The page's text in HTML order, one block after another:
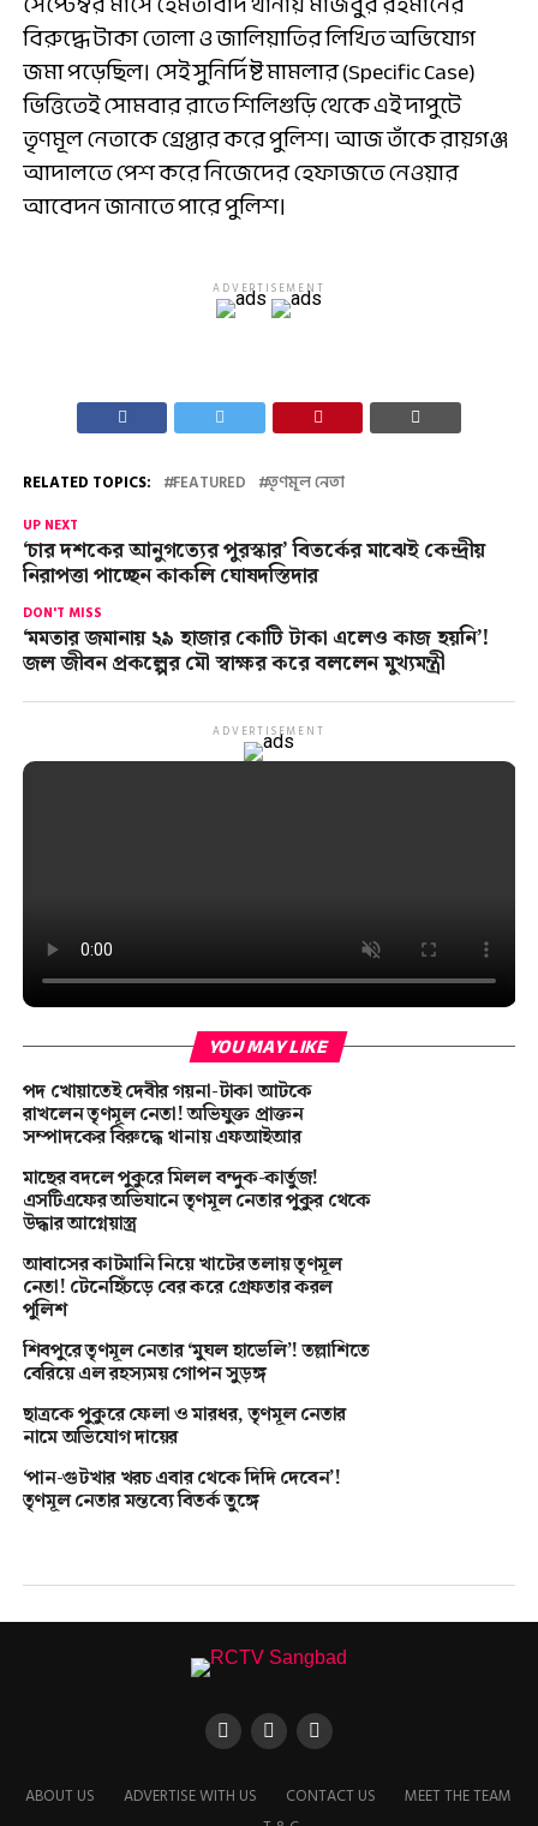
বিরুদ্ধে টাকা তোলা ও জালিয়াতির লিখিত অভিযোগ
জমা পড়েছিল। সেই সুনির্দিষ্ট মামলার (Specific Case)
ভিত্তিতেই সোমবার রাতে শিলিগুড়ি থেকে এই দাপুটে
তৃণমূল নেতাকে গ্রেপ্তার করে পুলিশ। আজ তাঁকে রায়গঞ্জ
আদালতে পেশ করে নিজেদের হেফাজতে নেওয়ার
আবেদন জানাতে পারে পুলিশ।
ADVERTISEMENT
RELATED TOPICS: FEATURED তৃণমূল নেতা
UP NEXT
‘চার দশকের আনুগত্যের পুরস্কার’ বিতর্কের মাঝেই কেন্দ্রীয়
নিরাপত্তা পাচ্ছেন কাকলি ঘোষদস্তিদার
DON'T MISS
‘মমতার জমানায় ২৯ হাজার কোটি টাকা এলেও কাজ হয়নি’!
জল জীবন প্রকল্পের মৌ স্বাক্ষর করে বললেন মুখ্যমন্ত্রী
ADVERTISEMENT
YOU MAY LIKE
পদ খোয়াতেই দেবীর গয়না-টাকা আটকে
রাখলেন তৃণমূল নেতা! অভিযুক্ত প্রাক্তন
সম্পাদকের বিরুদ্ধে থানায় এফআইআর
মাছের বদলে পুকুরে মিলল বন্দুক-কার্তুজ!
এসটিএফের অভিযানে তৃণমূল নেতার পুকুর থেকে
উদ্ধার আগ্নেয়াস্ত্র
আবাসের কাটমানি নিয়ে খাটের তলায় তৃণমূল
নেতা! টেনেহিঁচড়ে বের করে গ্রেফতার করল
পুলিশ
শিবপুরে তৃণমূল নেতার ‘মুঘল হাভেলি’! তল্লাশিতে
বেরিয়ে এল রহস্যময় গোপন সুড়ঙ্গ
ছাত্রকে পুকুরে ফেলা ও মারধর, তৃণমূল নেতার
নামে অভিযোগ দায়ের
‘পান-গুটখার খরচ এবার থেকে দিদি দেবেন’!
তৃণমূল নেতার মন্তব্যে বিতর্ক তুঙ্গে
ABOUT US ADVERTISE WITH US CONTACT US
MEET THE TEAM